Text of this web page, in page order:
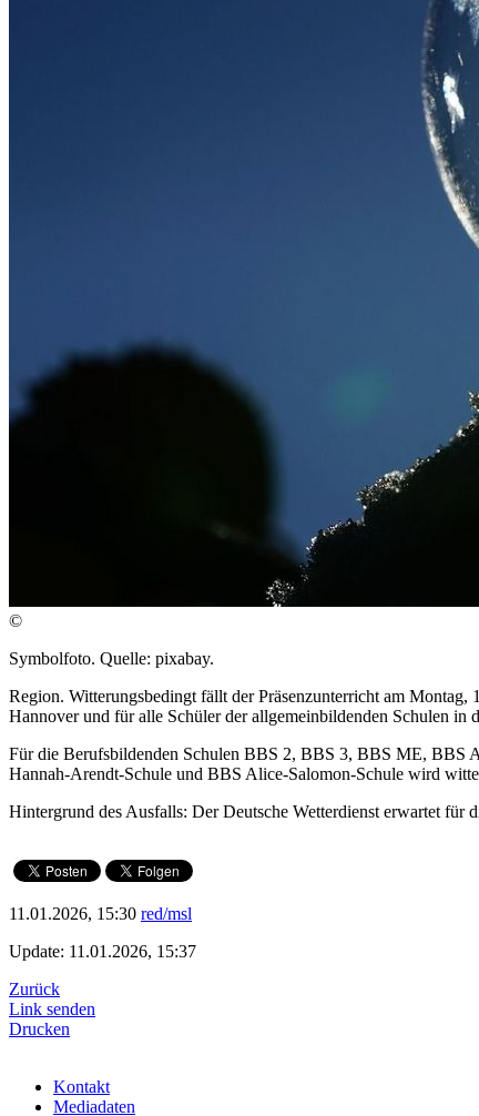
©
Symbolfoto. Quelle: pixabay.
Region. Witterungsbedingt fällt der Präsenzunterricht am
Hannover und für alle Schüler der allgemeinbildenden Schulen in
Für die Berufsbildenden Schulen BBS 2, BBS 3, BBS ME, BBS
Hannah-Arendt-Schule und BBS Alice-Salomon-Schule wird
Hintergrund des Ausfalls: Der Deutsche Wetterdienst erwartet für
11.01.2026, 15:30 red/msl
Update: 11.01.2026, 15:37
Zurück
Link senden
Drucken
Kontakt
Mediadaten